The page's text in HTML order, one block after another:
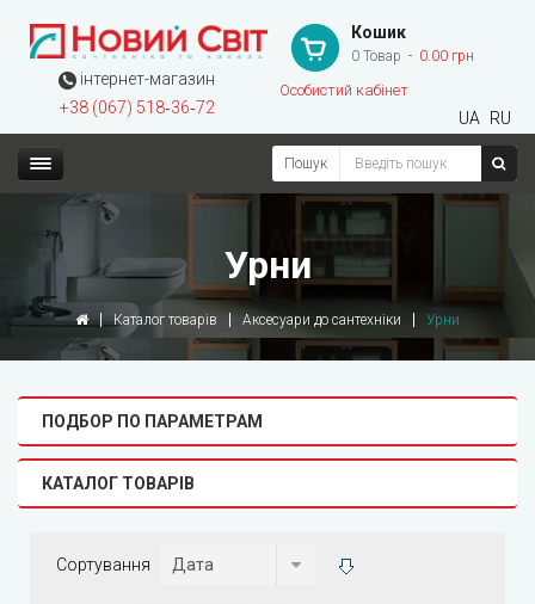
інтернет-магазин
+38 (067) 518‑36‑72
Кошик
0 Товар 0.00 грн
Особистий кабінет
UA RU
Пошук
Урни
Каталог товарів Аксесуари до сантехніки Урни
ПОДБОР ПО ПАРАМЕТРАМ
КАТАЛОГ ТОВАРІВ
Сортування